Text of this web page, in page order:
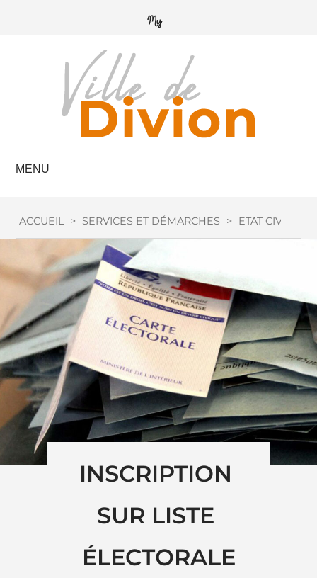
MENU
ACCUEIL > SERVICES ET DÉMARCHES > ETAT CIVIL
INSCRIPTION
SUR LISTE
ÉLECTORALE